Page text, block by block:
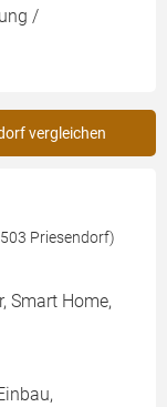
/
vergleichen
Priesendorf)
Smart Home,